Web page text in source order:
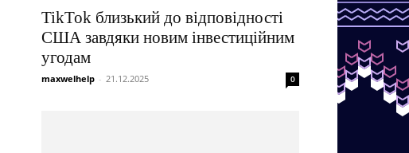
TikTok близький до відповідності
США завдяки новим інвестиційним
угодам
maxwelhelp - 21.12.2025 0